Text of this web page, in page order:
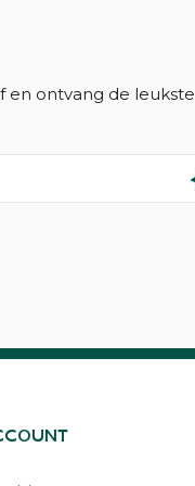
en ontvang de leukste